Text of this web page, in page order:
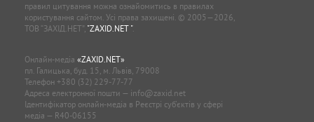
правил цитування можна ознайомитись в правилах
користування сайтом. Усі права захищені. © 2005—2026,
ТОВ “ЗАХІД.НЕТ”, "ZAXID.NET ".
Онлайн-медіа «ZAXID.NET»
пл. Галицька, буд. 15, м. Львів, 79008
Телефон +380 (32) 229-77-77
Адреса електронної пошти — info@zaxid.net
Ідентифікатор онлайн-медіа в Реєстрі суб'єктів у сфері
медіа — R40-06155